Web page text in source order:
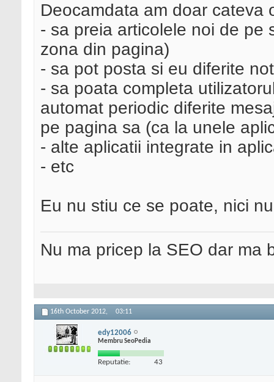
Deocamdata am doar cateva
- sa preia articolele noi de pe
zona din pagina)
- sa pot posta si eu diferite
- sa poata completa
automat periodic diferite
pe pagina sa (ca la unele
- alte aplicatii integrate in
- etc
Eu nu stiu ce se poate, nici
Nu ma pricep la SEO dar ma
16th October 2012, 03:11
edy12006
Membru SeoPedia
Reputatie: 43